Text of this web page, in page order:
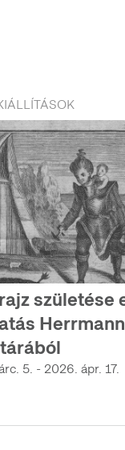
születése
5. - 2026. ápr. 17.